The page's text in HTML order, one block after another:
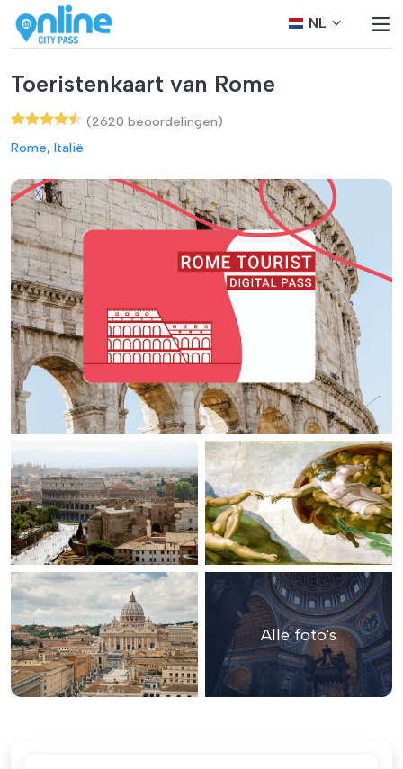
NL
Toeristenkaart van Rome
(2620 beoordelingen)
Rome, Italië
Alle foto's